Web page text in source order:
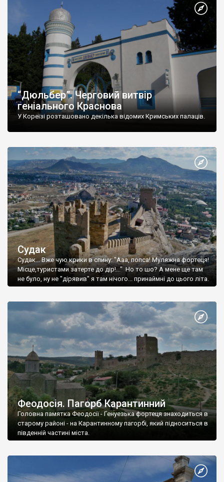
“Дюльбер”. Черговий витвір
геніального Краснова
У Кореїзі розташовано декілька відомих Кримських палаців.
Судак
Судак... Вже чую крики в спину: "Ааа, попса! Муляжна фортеця!
Місце,туристами затерте до дір!..." Но то шо? А мене ще там
не було, ну не "дірявив" я там нічого... принаймні до цього літа.
Феодосія. Пагорб Карантинний
Головна памятка Феодосії - Генуезька фортеця знаходиться в
старому районі - на Карантинному пагорбі, який підноситься в
південній частині міста.